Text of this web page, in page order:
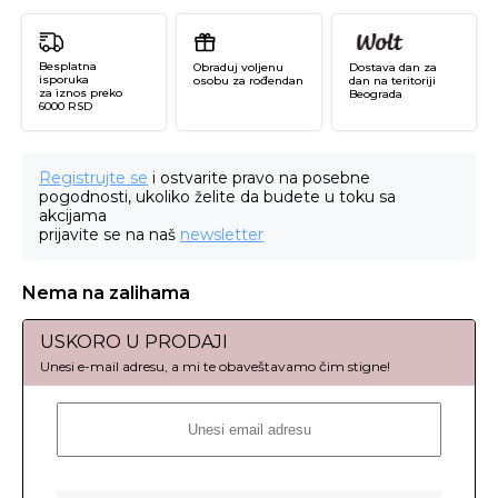
Besplatna
isporuka
za iznos preko
6000 RSD
Obraduj voljenu
osobu za rođendan
Dostava dan za
dan na teritoriji
Beograda
Registrujte se i ostvarite pravo na posebne
pogodnosti, ukoliko želite da budete u toku sa
akcijama
prijavite se na naš newsletter
Nema na zalihama
USKORO U PRODAJI